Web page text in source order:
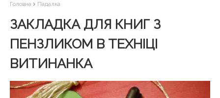
Головна Падалка
ЗАКЛАДКА ДЛЯ КНИГ З
ПЕНЗЛИКОМ В ТЕХНІЦІ
ВИТИНАНКА